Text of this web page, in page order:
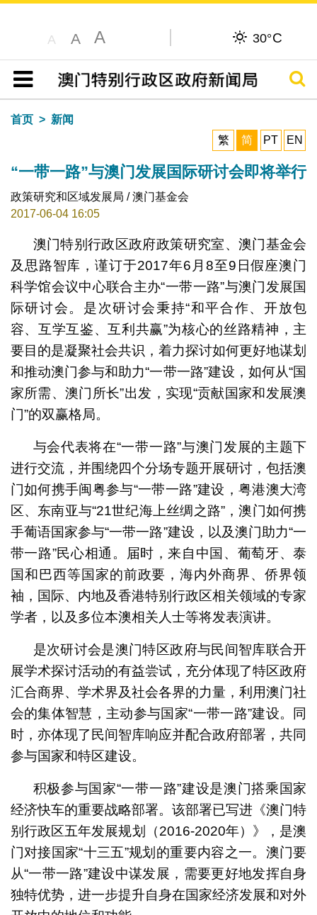
A A A 30°C
目录
搜寻
首页
新闻
繁
简 PT EN
“一带一路”与澳门发展国际研讨会即将举行
政策研究和区域发展局 / 澳门基金会
2017-06-04 16:05
澳门特别行政区政府政策研究室、澳门基金会
及思路智库，谨订于2017年6月8至9日假座澳门
科学馆会议中心联合主办“一带一路”与澳门发展国
际研讨会。是次研讨会秉持“和平合作、开放包
容、互学互鉴、互利共赢”为核心的丝路精神，主
要目的是凝聚社会共识，着力探讨如何更好地谋划
和推动澳门参与和助力“一带一路”建设，如何从“国
家所需、澳门所长”出发，实现“贡献国家和发展澳
门”的双赢格局。
与会代表将在“一带一路”与澳门发展的主题下
进行交流，并围绕四个分场专题开展研讨，包括澳
门如何携手闽粤参与“一带一路”建设，粤港澳大湾
区、东南亚与“21世纪海上丝绸之路”，澳门如何携
手葡语国家参与“一带一路”建设，以及澳门助力“一
带一路”民心相通。届时，来自中国、葡萄牙、泰
国和巴西等国家的前政要，海内外商界、侨界领
袖，国际、内地及香港特别行政区相关领域的专家
学者，以及多位本澳相关人士等将发表演讲。
是次研讨会是澳门特区政府与民间智库联合开
展学术探讨活动的有益尝试，充分体现了特区政府
汇合商界、学术界及社会各界的力量，利用澳门社
会的集体智慧，主动参与国家“一带一路”建设。同
时，亦体现了民间智库响应并配合政府部署，共同
参与国家和特区建设。
积极参与国家“一带一路”建设是澳门搭乘国家
经济快车的重要战略部署。该部署已写进《澳门特
别行政区五年发展规划（2016-2020年）》，是澳
门对接国家“十三五”规划的重要内容之一。澳门要
从“一带一路”建设中谋发展，需要更好地发挥自身
独特优势，进一步提升自身在国家经济发展和对外